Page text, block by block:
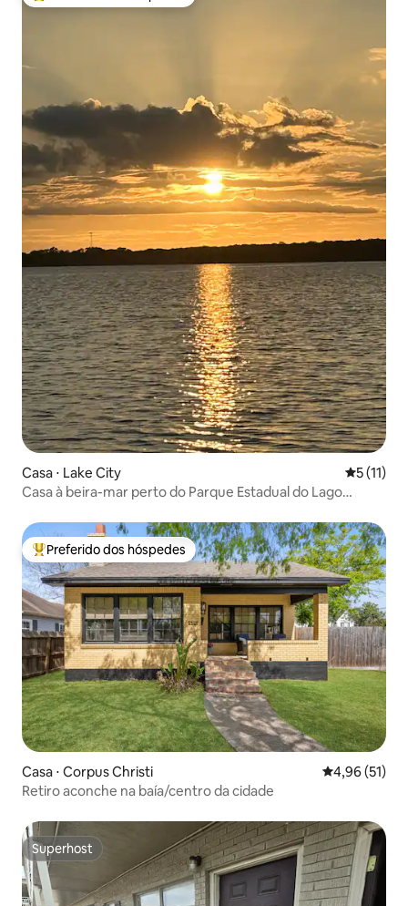
Casa ⋅ Lake City 5 de uma
5 (11)
Casa à beira-mar perto do Parque Estadual do Lago
Entre os melhores preferidos dos hóspedes
Preferido dos hóspedes
Casa ⋅ Corpus Christi 4,96 de uma
4,96 (51)
Retiro aconche na baía/centro da cidade
Superhost
Superhost